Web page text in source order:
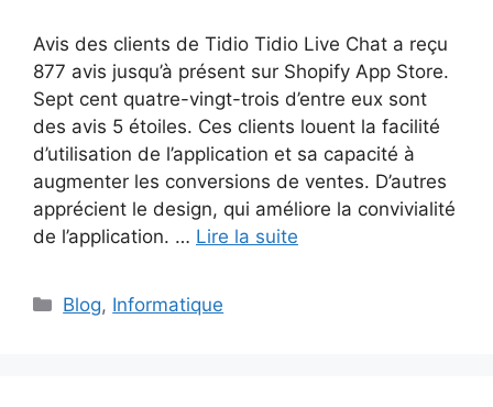
Avis des clients de Tidio Tidio Live Chat a reçu
877 avis jusqu’à présent sur Shopify App Store.
Sept cent quatre-vingt-trois d’entre eux sont
des avis 5 étoiles. Ces clients louent la facilité
d’utilisation de l’application et sa capacité à
augmenter les conversions de ventes. D’autres
apprécient le design, qui améliore la convivialité
de l’application. … Lire la suite
Catégories
Blog, Informatique